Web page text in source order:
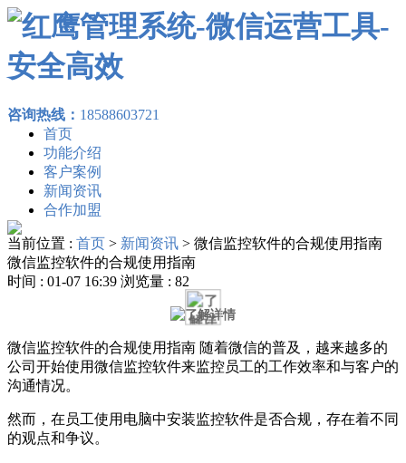
咨询热线： 18588603721
首页
功能介绍
客户案例
新闻资讯
合作加盟
当前位置 : 首页 > 新闻资讯 > 微信监控软件的合规使用指南
微信监控软件的合规使用指南
时间 : 01-07 16:39 浏览量 : 82
微信监控软件的合规使用指南 随着微信的普及，越来越多的
公司开始使用微信监控软件来监控员工的工作效率和与客户的
沟通情况。
然而，在员工使用电脑中安装监控软件是否合规，存在着不同
的观点和争议。